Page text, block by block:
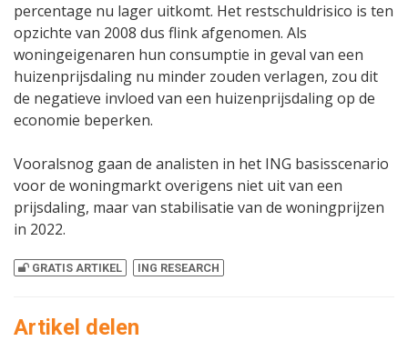
percentage nu lager uitkomt. Het restschuldrisico is ten
opzichte van 2008 dus flink afgenomen. Als
woningeigenaren hun consumptie in geval van een
huizenprijsdaling nu minder zouden verlagen, zou dit
de negatieve invloed van een huizenprijsdaling op de
economie beperken.
Vooralsnog gaan de analisten in het ING basisscenario
voor de woningmarkt overigens niet uit van een
prijsdaling, maar van stabilisatie van de woningprijzen
in 2022.
GRATIS ARTIKEL ING RESEARCH
Artikel delen